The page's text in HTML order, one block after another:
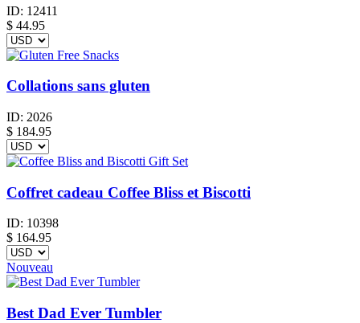
ID: 12411
$ 44.95
Collations sans gluten
ID: 2026
$ 184.95
Coffret cadeau Coffee Bliss et Biscotti
ID: 10398
$ 164.95
Nouveau
Best Dad Ever Tumbler